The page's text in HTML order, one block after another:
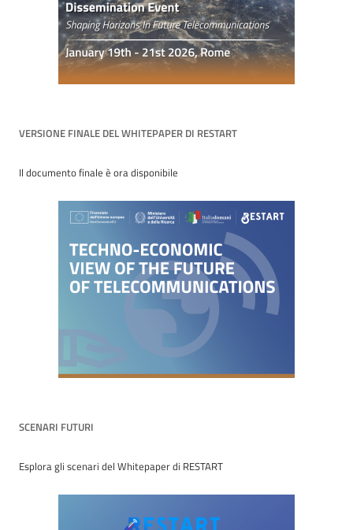
VERSIONE FINALE DEL WHITEPAPER DI RESTART
Il documento finale è ora disponibile
SCENARI FUTURI
Esplora gli scenari del Whitepaper di RESTART